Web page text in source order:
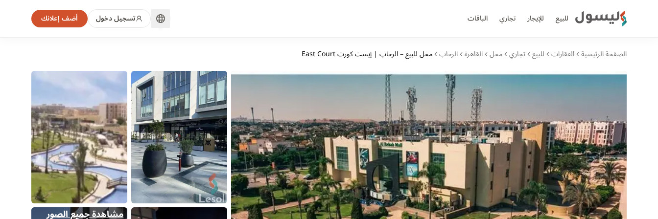
ليسول للبيع للإيجار تجاري الباقات تسجيل دخول أضف إعلانك
الصفحة الرئيسية العقارات للبيع تجاري محل القاهرة الرحاب محل للبيع – الرحاب | إيست كورت East Court
مشاهدة جميع الصور